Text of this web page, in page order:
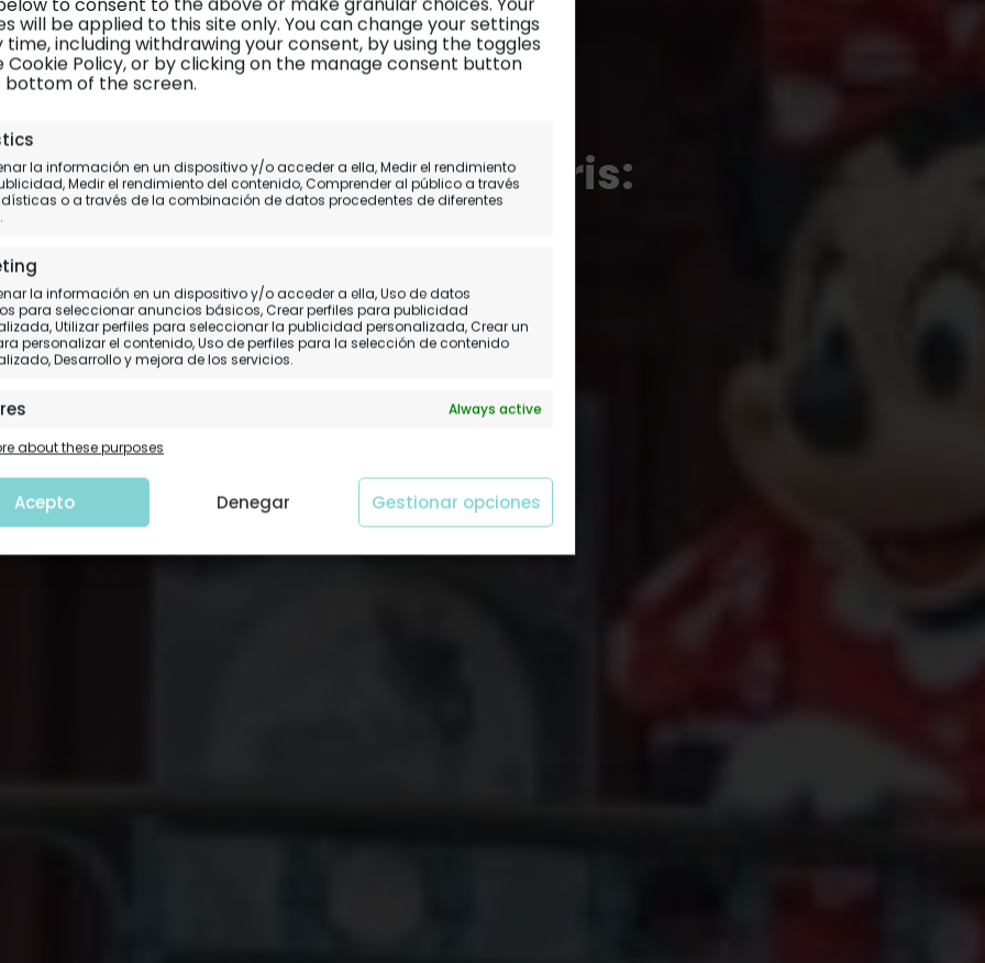
will be applied to this site only. You can change your settings
time, including withdrawing your consent, by using the toggles
Cookie Policy, or by clicking on the manage consent button
of the screen.
la información en un dispositivo y/o acceder a ella, Medir el rendimiento
Medir el rendimiento del contenido, Comprender al público a través
o a través de la combinación de datos procedentes de diferentes
la información en un dispositivo y/o acceder a ella, Uso de datos
para seleccionar anuncios básicos, Crear perfiles para publicidad
Utilizar perfiles para seleccionar la publicidad personalizada, Crear un
personalizar el contenido, Uso de perfiles para la selección de contenido
Desarrollo y mejora de los servicios.
Always active
Vincular diferentes dispositivos, Identificación de
la seguridad, evitar y detectar fraudes, y
fallos, Ofrecer y presentar publicidad y Always active
about these purposes
Acepto Denegar Gestionar opciones
en Disneyland Paris:
cerca o fuera?
de hoteles y mejores áreas para dormir